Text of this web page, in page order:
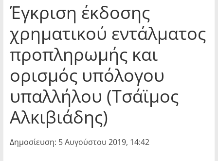
Έγκριση έκδοσης
χρηματικού εντάλματος
προπληρωμής και
ορισμός υπόλογου
υπαλλήλου (Τσάϊμος
Αλκιβιάδης)
Δημοσίευση: 5 Αυγούστου 2019, 14:42